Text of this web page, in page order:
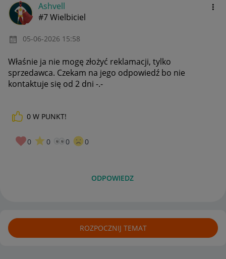
Ashvell
#7 Wielbiciel
‎05-06-2026 15:58
Właśnie ja nie mogę złożyć reklamacji, tylko
sprzedawca. Czekam na jego odpowiedź bo nie
kontaktuje się od 2 dni -.-
0 W PUNKT!
0 0 0 0
ODPOWIEDZ
ROZPOCZNIJ TEMAT